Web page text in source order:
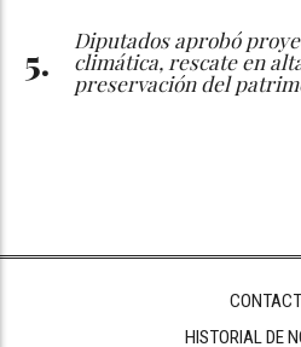
Diputados aprobó
climática, rescate en
preservación del
HISTORIAL DE